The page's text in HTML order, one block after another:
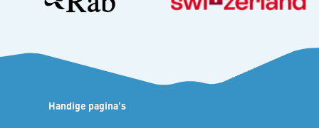
Handige pagina's